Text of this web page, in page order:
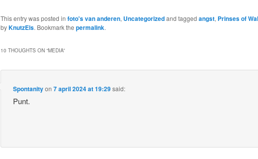
This entry was posted in foto's van anderen, Uncategorizedand tagged angst, Prinses of
byKnutzEls. Bookmark the permalink.
10 THOUGHTS ON “MEDIA”
Spontanityon7 april 2024 at 19:29said:
Punt.